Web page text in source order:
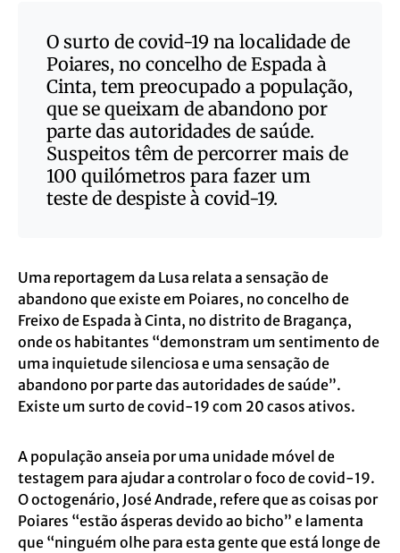
O surto de covid-19 na localidade de
Poiares, no concelho de Espada à
Cinta, tem preocupado a população,
que se queixam de abandono por
parte das autoridades de saúde.
Suspeitos têm de percorrer mais de
100 quilómetros para fazer um
teste de despiste à covid-19.
Uma reportagem da Lusa relata a sensação de
abandono que existe em Poiares, no concelho de
Freixo de Espada à Cinta, no distrito de Bragança,
onde os habitantes “demonstram um sentimento de
uma inquietude silenciosa e uma sensação de
abandono por parte das autoridades de saúde”.
Existe um surto de covid-19 com 20 casos ativos.
A população anseia por uma unidade móvel de
testagem para ajudar a controlar o foco de covid-19.
O octogenário, José Andrade, refere que as coisas por
Poiares “estão ásperas devido ao bicho” e lamenta
que “ninguém olhe para esta gente que está longe de